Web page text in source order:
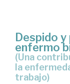
Despido
enfermo
(una contribución al estudio del impacto de
la
trabajo)